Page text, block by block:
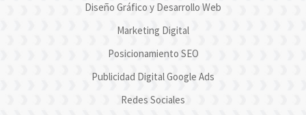
Diseño Gráfico y Desarrollo Web
Marketing Digital
Posicionamiento SEO
Publicidad Digital Google Ads
Redes Sociales